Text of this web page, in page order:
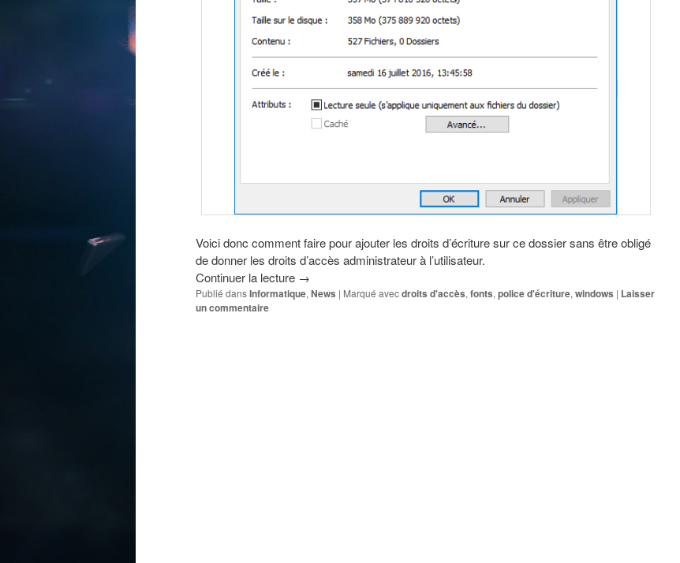
Voici donc comment faire pour ajouter les droits d’écriture sur ce dossier sans être obligé
de donner les droits d’accès administrateur à l’utilisateur.
Continuer la lecture →
Publié dansInformatique, News | Marqué avecdroits d'accès, fonts, police d'écriture, windows | Laisser
un commentaire